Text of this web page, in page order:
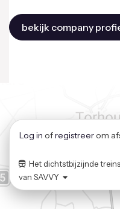
bekijk company
Log in ofregistreerom
Het dichtstbijzijnde
van SAVVY